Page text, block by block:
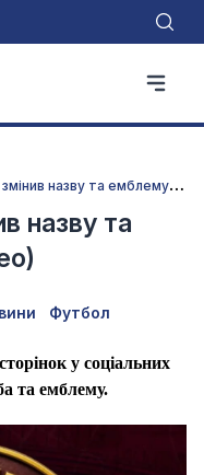
М
еталіст 1925 змінив назву та емблему (фото, відео)
назву та
Футбол
у соціальних
та емблему.